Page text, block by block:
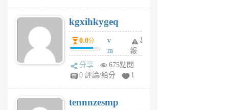
6
個
月
前
kgxihkygeq
0.0分
v
m
sg
sr
6
舉
報
分享
675點閱
0 評論/給分
1
tennnzesmp